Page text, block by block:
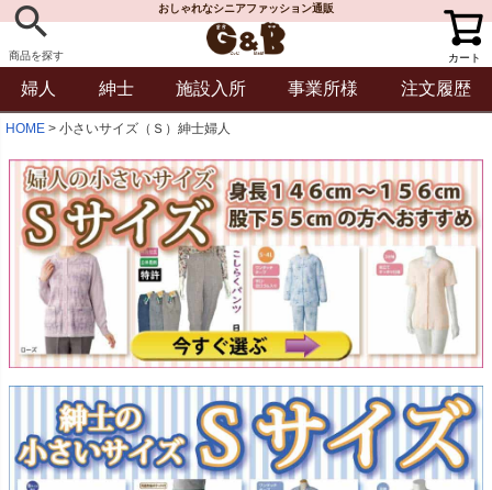
商品を探す
おしゃれなシニアファッション通販
カート
婦人 紳士 施設入所 事業所様 注文履歴
HOME 小さいサイズ（Ｓ）紳士婦人